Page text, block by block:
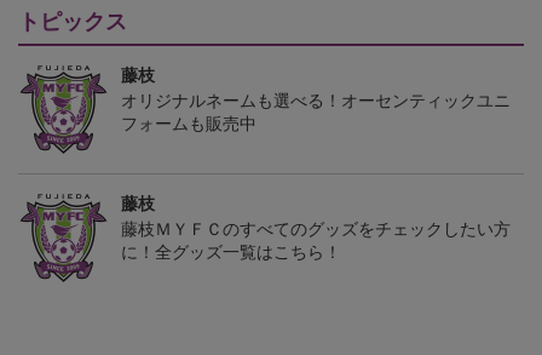
トピックス
藤枝
オリジナルネームも選べる！オーセンティックユニ
フォームも販売中
藤枝
藤枝ＭＹＦＣのすべてのグッズをチェックしたい方
に！全グッズ一覧はこちら！